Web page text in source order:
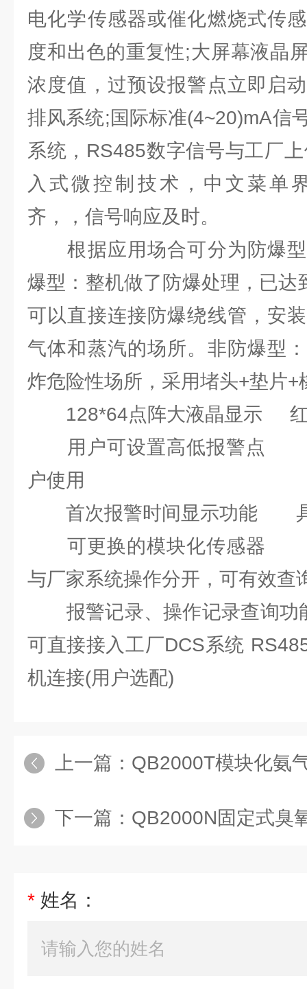
电化学传感器或催化燃烧式传
度和出色的重复性;大屏幕液晶
浓度值，过预设报警点立即启
排风系统;国际标准(4~20)mA信
系统，RS485数字信号与工厂
入式微控制技术，中文菜单
齐，，信号响应及时。
根据应用场合可分为防爆型
爆型：整机做了防爆处理，已达
可以直接连接防爆绕线管，安
气体和蒸汽的场所。非防爆型
炸危险性场所，采用堵头+垫片+
128*64点阵大液晶显示 红
用户可设置高低报警点
户使用
首次报警时间显示功能 具
可更换的模块化传感器
与厂家系统操作分开，可有效查
报警记录、操作记录查询功
可直接接入工厂DCS系统
机连接(用户选配)
上一篇： QB2000T模块化氨
下一篇： QB2000N固定式臭氧
* 姓名：